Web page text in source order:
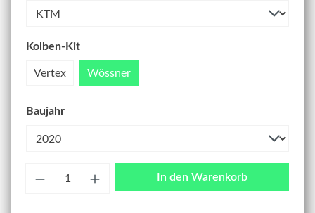
Kolben-Kit
Vertex Wössner
Baujahr
In den Warenkorb